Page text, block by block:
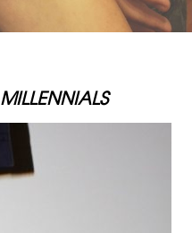
MILLENNIALS